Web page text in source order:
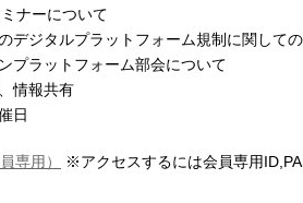
ナーについて
デジタルプラットフォーム規制に関しての
プラットフォーム部会について
情報共有​
日​
専用） ※アクセスするには会員専用